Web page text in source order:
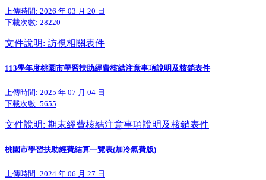
上傳時間: 2026 年 03 月 20 日
下載次數: 28220
文件說明: 訪視相關表件
113學年度桃園市學習扶助經費核結注意事項說明及核銷表件
上傳時間: 2025 年 07 月 04 日
下載次數: 5655
文件說明: 期末經費核結注意事項說明及核銷表件
桃園市學習扶助經費結算一覽表(加冷氣費版)
上傳時間: 2024 年 06 月 27 日